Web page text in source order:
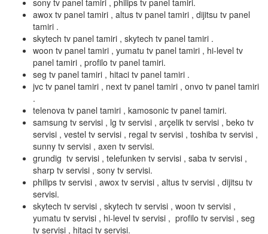
sony tv panel tamiri , philips tv panel tamiri.
awox tv panel tamiri , altus tv panel tamiri , dijitsu tv panel
tamiri .
skytech tv panel tamiri , skytech tv panel tamiri .
woon tv panel tamiri , yumatu tv panel tamiri , hi-level tv
panel tamiri , profilo tv panel tamiri.
seg tv panel tamiri , hitaci tv panel tamiri .
jvc tv panel tamiri , next tv panel tamiri , onvo tv panel tamiri
.
telenova tv panel tamiri , kamosonic tv panel tamiri.
samsung tv servisi , lg tv servisi , arçelik tv servisi , beko tv
servisi , vestel tv servisi , regal tv servisi , toshiba tv servisi ,
sunny tv servisi , axen tv servisi.
grundig tv servisi , telefunken tv servisi , saba tv servisi ,
sharp tv servisi , sony tv servisi.
philips tv servisi , awox tv servisi , altus tv servisi , dijitsu tv
servisi.
skytech tv servisi , skytech tv servisi , woon tv servisi ,
yumatu tv servisi , hi-level tv servisi , profilo tv servisi , seg
tv servisi , hitaci tv servisi.